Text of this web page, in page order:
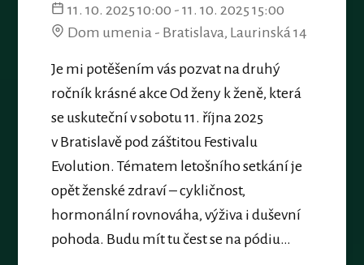
11. 10. 2025 10:00 - 11. 10. 2025 15:00
Dom umenia - Bratislava, Laurinská 14
Je mi potěšením vás pozvat na druhý
ročník krásné akce Od ženy k ženě, která
se uskuteční v sobotu 11. října 2025
v Bratislavě pod záštitou Festivalu
Evolution. Tématem letošního setkání je
opět ženské zdraví – cykličnost,
hormonální rovnováha, výživa i duševní
pohoda. Budu mít tu čest se na pódiu…